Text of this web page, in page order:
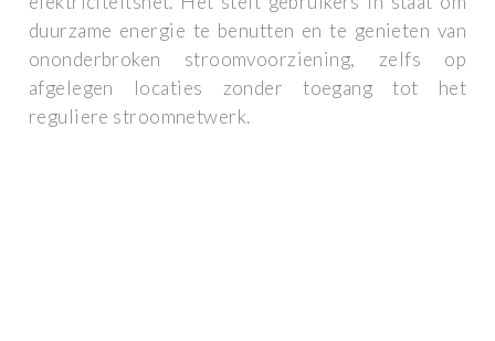
duurzame energie te benutten en te genieten van
ononderbroken stroomvoorziening, zelfs op
afgelegen locaties zonder toegang tot het
reguliere stroomnetwerk.